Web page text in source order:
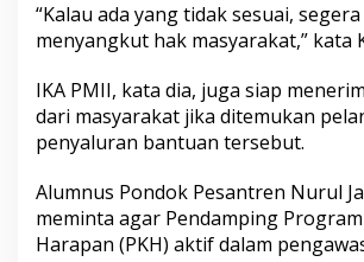
“Kalau ada yang tidak sesuai,
menyangkut hak masyarakat,” kata
IKA PMII, kata dia, juga siap
dari masyarakat jika ditemukan
penyaluran bantuan tersebut.
Alumnus Pondok Pesantren Nurul
meminta agar Pendamping
Harapan (PKH) aktif dalam